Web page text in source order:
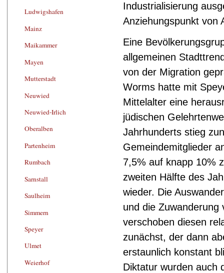
Ludwigshafen
Mainz
Maikammer
Mayen
Mutterstadt
Neuwied
Neuwied-Irlich
Oberalben
Partenheim
Rumbach
Sarnstall
Saulheim
Simmern
Speyer
Ulmet
Weierhof
Industrialisierung
Anziehungspunkt von
Eine
allgemeinen
von der Migration
Worms hatte mit
Mittelalter eine
jüdischen
Jahrhunderts stieg
Gemeindemitglieder
7,5% auf knapp 10%
zweiten Hälfte des
wieder. Die
und die
verschoben diesen
zunächst, der dann
erstaunlich konstant
Diktatur wurden auch